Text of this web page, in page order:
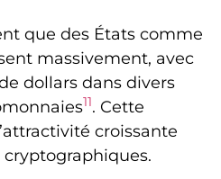
que des États comme
massivement, avec
dollars dans divers
11. Cette
croissante